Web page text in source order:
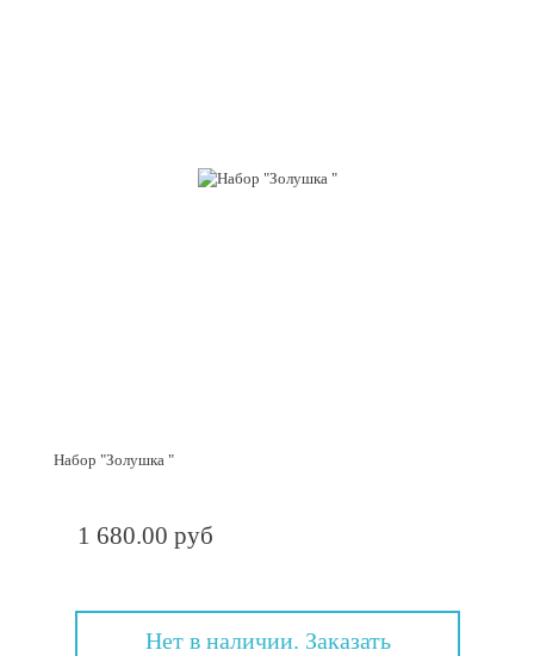
Набор "Золушка "
1 680.00 руб
Нет в наличии. Заказать